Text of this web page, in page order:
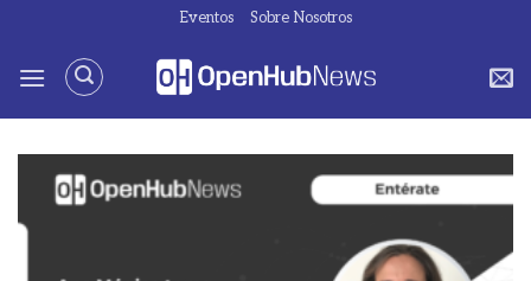
contenido
Eventos Sobre Nosotros